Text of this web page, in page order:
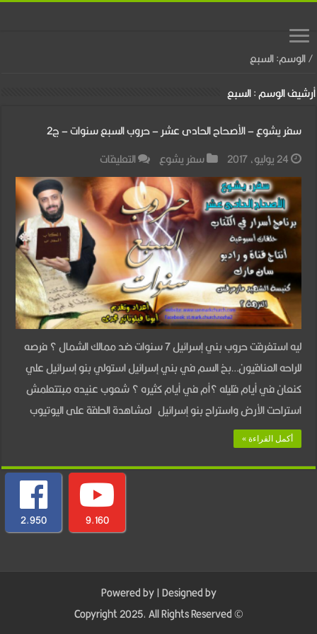
/الوسم:السبع
أرشيف الوسم :السبع
سفر يشوع – الأصحاح الحادى عشر – حروب السبع سنوات – ج2
24 يوليو، 2017
سفر يشوع التعليقات
سفر
يشوع
–
الأصحاح
الحادى
عشر
–
حروب
السبع
سنوات
–
ج2
ليه استغرقت حروب بني إسرائيل 7 سنوات ضد ممالك الشمال ؟ فرصه
للراحه العناقيون…بخ السم في بني إسرائيل استولي بنو إسرائيل علي
كنعان في أيام قليله ؟أم في أيام كثيره ؟ شعوب عنيده مبتتعلمش
استراحت الأرض واستراح بنو إسرائيل لمشاهدة الحلقة على اليوتيوب
أكمل القراءة »
2,950 9,160
Powered by| Designed by
© Copyright 2025, All Rights Reserved